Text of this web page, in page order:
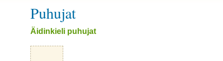
Puhujat
Äidinkieli puhujat